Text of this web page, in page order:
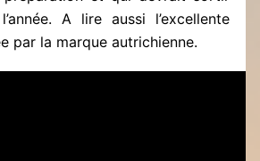
A lire aussi l’excellente
par la marque autrichienne.